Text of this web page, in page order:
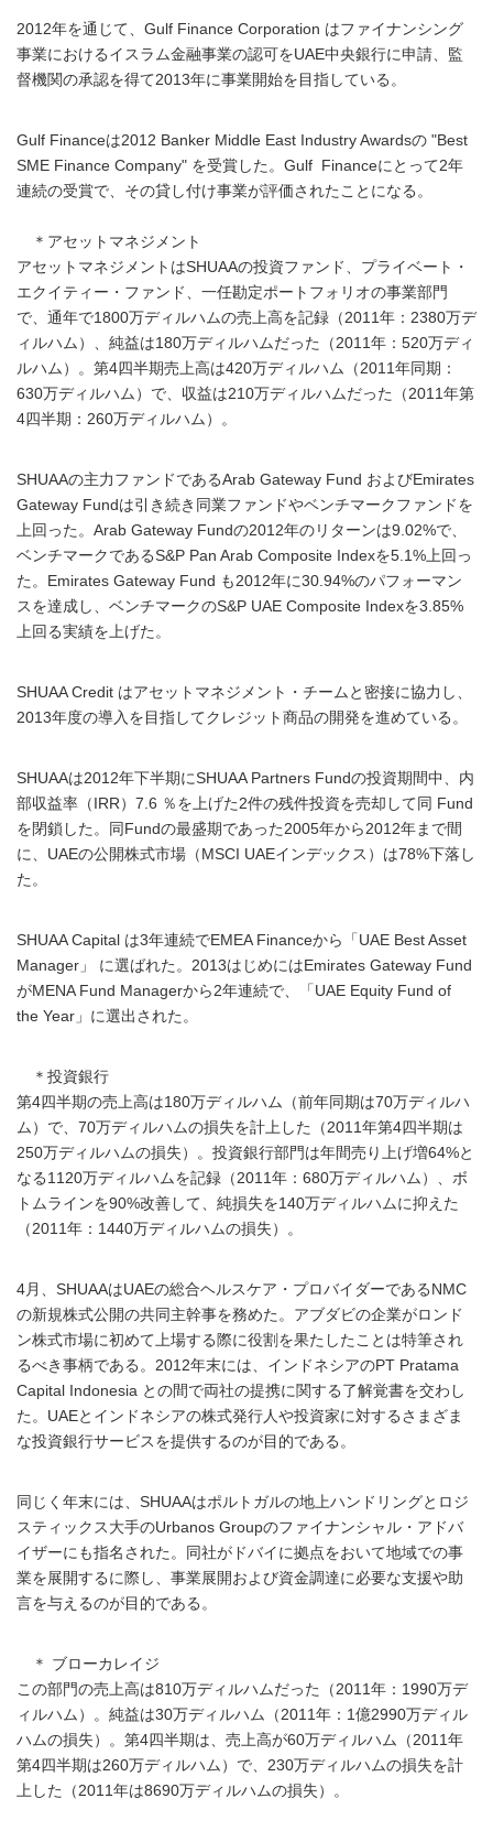
2012年を通じて、Gulf Finance Corporation はファイナンシング
事業におけるイスラム金融事業の認可をUAE中央銀行に申請、監
督機関の承認を得て2013年に事業開始を目指している。
Gulf Financeは2012 Banker Middle East Industry Awardsの "Best
SME Finance Company" を受賞した。Gulf Financeにとって2年
連続の受賞で、その貸し付け事業が評価されたことになる。
＊アセットマネジメント
アセットマネジメントはSHUAAの投資ファンド、プライベート・
エクイティー・ファンド、一任勘定ポートフォリオの事業部門
で、通年で1800万ディルハムの売上高を記録（2011年：2380万デ
ィルハム）、純益は180万ディルハムだった（2011年：520万ディ
ルハム）。第4四半期売上高は420万ディルハム（2011年同期：
630万ディルハム）で、収益は210万ディルハムだった（2011年第
4四半期：260万ディルハム）。
SHUAAの主力ファンドであるArab Gateway Fund およびEmirates
Gateway Fundは引き続き同業ファンドやベンチマークファンドを
上回った。Arab Gateway Fundの2012年のリターンは9.02%で、
ベンチマークであるS&P Pan Arab Composite Indexを5.1%上回っ
た。Emirates Gateway Fund も2012年に30.94%のパフォーマン
スを達成し、ベンチマークのS&P UAE Composite Indexを3.85%
上回る実績を上げた。
SHUAA Credit はアセットマネジメント・チームと密接に協力し、
2013年度の導入を目指してクレジット商品の開発を進めている。
SHUAAは2012年下半期にSHUAA Partners Fundの投資期間中、内
部収益率（IRR）7.6 ％を上げた2件の残件投資を売却して同 Fund
を閉鎖した。同Fundの最盛期であった2005年から2012年まで間
に、UAEの公開株式市場（MSCI UAEインデックス）は78%下落し
た。
SHUAA Capital は3年連続でEMEA Financeから「UAE Best Asset
Manager」 に選ばれた。2013はじめにはEmirates Gateway Fund
がMENA Fund Managerから2年連続で、「UAE Equity Fund of
the Year」に選出された。
＊投資銀行
第4四半期の売上高は180万ディルハム（前年同期は70万ディルハ
ム）で、70万ディルハムの損失を計上した（2011年第4四半期は
250万ディルハムの損失）。投資銀行部門は年間売り上げ増64%と
なる1120万ディルハムを記録（2011年：680万ディルハム）、ボ
トムラインを90%改善して、純損失を140万ディルハムに抑えた
（2011年：1440万ディルハムの損失）。
4月、SHUAAはUAEの総合ヘルスケア・プロバイダーであるNMC
の新規株式公開の共同主幹事を務めた。アブダビの企業がロンド
ン株式市場に初めて上場する際に役割を果たしたことは特筆され
るべき事柄である。2012年末には、インドネシアのPT Pratama
Capital Indonesia との間で両社の提携に関する了解覚書を交わし
た。UAEとインドネシアの株式発行人や投資家に対するさまざま
な投資銀行サービスを提供するのが目的である。
同じく年末には、SHUAAはポルトガルの地上ハンドリングとロジ
スティックス大手のUrbanos Groupのファイナンシャル・アドバ
イザーにも指名された。同社がドバイに拠点をおいて地域での事
業を展開するに際し、事業展開および資金調達に必要な支援や助
言を与えるのが目的である。
＊ ブローカレイジ
この部門の売上高は810万ディルハムだった（2011年：1990万デ
ィルハム）。純益は30万ディルハム（2011年：1億2990万ディル
ハムの損失）。第4四半期は、売上高が60万ディルハム（2011年
第4四半期は260万ディルハム）で、230万ディルハムの損失を計
上した（2011年は8690万ディルハムの損失）。